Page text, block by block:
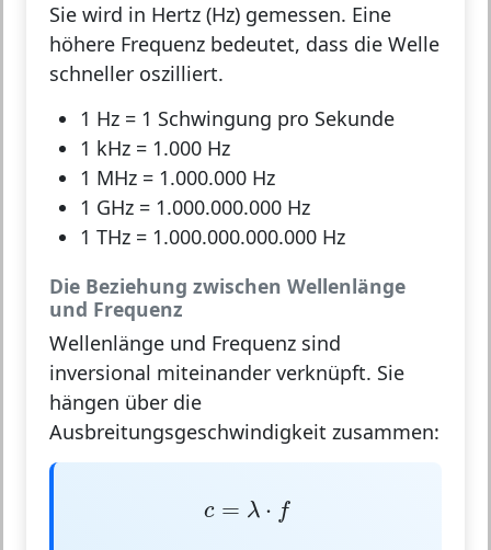
Sie wird in Hertz (Hz) gemessen. Eine
höhere Frequenz bedeutet, dass die Welle
schneller oszilliert.
1 Hz = 1 Schwingung pro Sekunde
1 kHz = 1.000 Hz
1 MHz = 1.000.000 Hz
1 GHz = 1.000.000.000 Hz
1 THz = 1.000.000.000.000 Hz
Die Beziehung zwischen Wellenlänge
und Frequenz
Wellenlänge und Frequenz sind
inversional miteinander verknüpft. Sie
hängen über die
Ausbreitungsgeschwindigkeit zusammen:
c = λ ⋅ f
λ